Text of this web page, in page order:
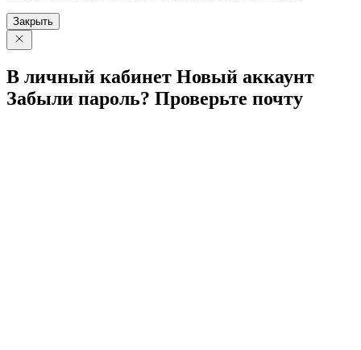
Закрыть
В личный кабинет Новый аккаунт
Забыли пароль? Проверьте почту